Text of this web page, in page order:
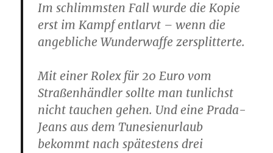
Im schlimmsten Fall wurde die Kopie
erst im Kampf entlarvt – wenn die
angebliche Wunderwaffe zersplitterte.
Mit einer Rolex für 20 Euro vom
Straßenhändler sollte man tunlichst
nicht tauchen gehen. Und eine Prada-
Jeans aus dem Tunesienurlaub
bekommt nach spätestens drei